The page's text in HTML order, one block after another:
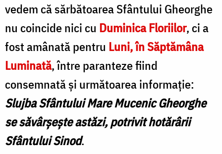
vedem că sărbătoarea Sfântului Gheorghe
nu coincide nici cu Duminica Floriilor, ci a
fost amânată pentru Luni, în Săptămâna
Luminată, între paranteze fiind
consemnată și următoarea informație:
Slujba Sfântului Mare Mucenic Gheorghe
se săvârșește astăzi, potrivit hotărârii
SfântuluiSinod.